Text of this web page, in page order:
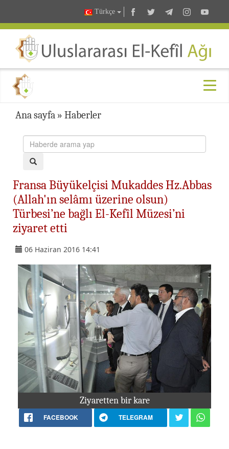
Türkçe
Ana sayfa » Haberler
Fransa Büyükelçisi Mukaddes Hz.Abbas
(Allah'ın selâmı üzerine olsun)
Türbesi’ne bağlı El-Kefîl Müzesi’ni
ziyaret etti
06 Haziran 2016 14:41
Ziyaretten bir kare
FACEBOOK TELEGRAM